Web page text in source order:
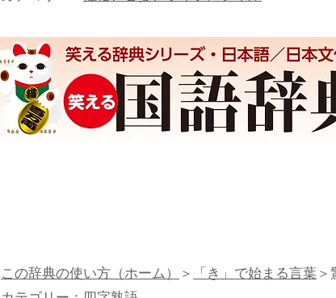
この辞典の使い方（ホーム）＞「き」で始まる言葉